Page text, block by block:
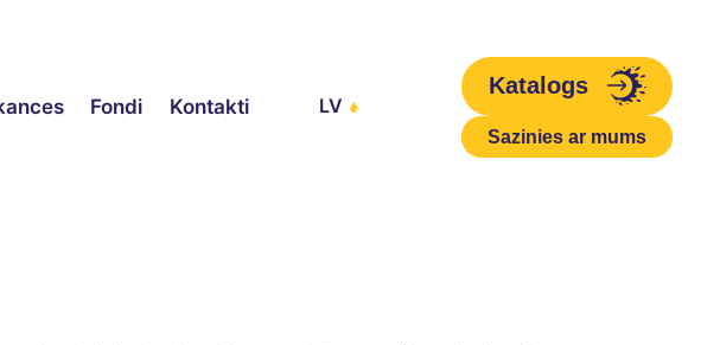
Fondi Kontakti LV
Katalogs
Sazinies ar mums